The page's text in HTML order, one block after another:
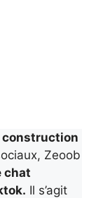
construction
Zeoob
chat
Il s’agit